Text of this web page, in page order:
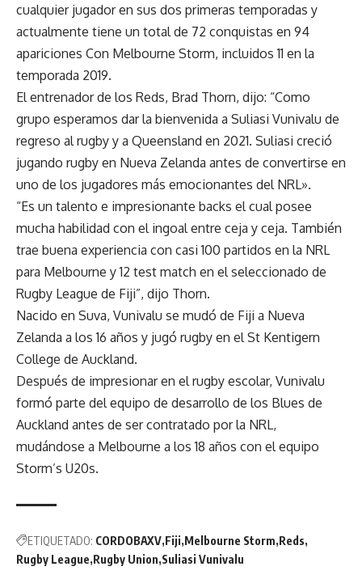
cualquier jugador en sus dos primeras temporadas y
actualmente tiene un total de 72 conquistas en 94
apariciones Con Melbourne Storm, incluidos 11 en la
temporada 2019.
El entrenador de los Reds, Brad Thorn, dijo: “Como
grupo esperamos dar la bienvenida a Suliasi Vunivalu de
regreso al rugby y a Queensland en 2021. Suliasi creció
jugando rugby en Nueva Zelanda antes de convertirse en
uno de los jugadores más emocionantes del NRL».
“Es un talento e impresionante backs el cual posee
mucha habilidad con el ingoal entre ceja y ceja. También
trae buena experiencia con casi 100 partidos en la NRL
para Melbourne y 12 test match en el seleccionado de
Rugby League de Fiji”, dijo Thorn.
Nacido en Suva, Vunivalu se mudó de Fiji a Nueva
Zelanda a los 16 años y jugó rugby en el St Kentigern
College de Auckland.
Después de impresionar en el rugby escolar, Vunivalu
formó parte del equipo de desarrollo de los Blues de
Auckland antes de ser contratado por la NRL,
mudándose a Melbourne a los 18 años con el equipo
Storm’s U20s.
ETIQUETADO: CORDOBAXV Fiji Melbourne Storm Reds
Rugby League Rugby Union Suliasi Vunivalu